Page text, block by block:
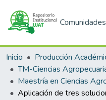
Comunidades
Inicio